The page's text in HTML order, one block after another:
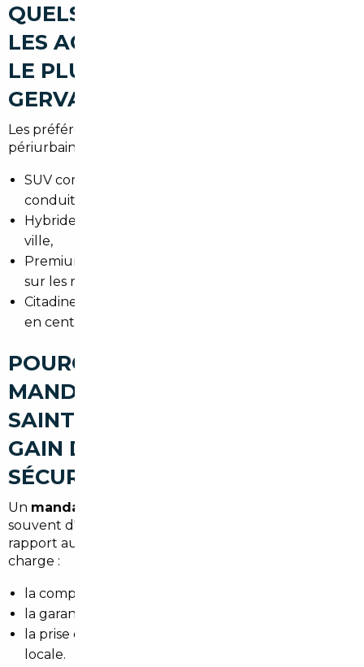
QUELS TYPES DE VOITURES
LES ACHETEURS RECHERCHENT
LE PLUS À LE PRÉ-SAINT-
GERVAIS
Les préférences reflètent les trajets urbains et
périurbains :
SUV compacts pour modularité et hauteur de
conduite,
Hybrides et compactes pour consommer moins en
ville,
Premium d'occasion pour un confort de conduite
sur les routes d'Île-de-France,
Citadines maniables pour faciliter le stationnement
en centre-ville.
POURQUOI FAIRE APPEL À UN
MANDATAIRE AUTO À LE PRÉ-
SAINT-GERVAIS (ÉCONOMIES,
GAIN DE TEMPS,
SÉCURISATION)
Un mandataire auto Le Pré-Saint-Gervais
souvent d'accéder à des remises significatives par
rapport au prix catalogue, tout en prenant en
charge :
la comparaison des offres européennes,
la garantie d'un traitement administratif complet,
la prise en charge logistique pour une livraison
locale.